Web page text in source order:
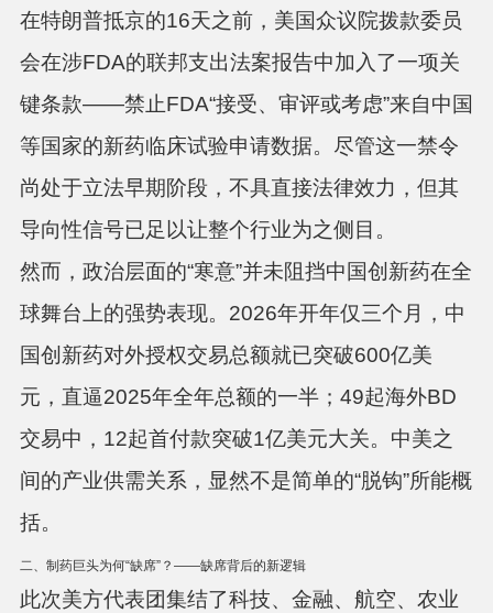
在特朗普抵京的16天之前，美国众议院拨款委员
会在涉FDA的联邦支出法案报告中加入了一项关
键条款——禁止FDA“接受、审评或考虑”来自中国
等国家的新药临床试验申请数据。尽管这一禁令
尚处于立法早期阶段，不具直接法律效力，但其
导向性信号已足以让整个行业为之侧目。
然而，政治层面的“寒意”并未阻挡中国创新药在全
球舞台上的强势表现。 2026年开年仅三个月，中
国创新药对外授权交易总额就已突破600亿美
元，直逼2025年全年总额的一半；49起海外BD
交易中，12起首付款突破1亿美元大关。中美之
间的产业供需关系，显然不是简单的“脱钩”所能概
括。
二、制药巨头为何“缺席”？——缺席背后的新逻辑
此次美方代表团集结了科技、金融、航空、农业